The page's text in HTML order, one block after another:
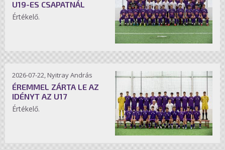
U19-ES CSAPATNÁL
Értékelő.
2026-07-22, Nyitray András
ÉREMMEL ZÁRTA LE AZ
IDÉNYT AZ U17
Értékelő.